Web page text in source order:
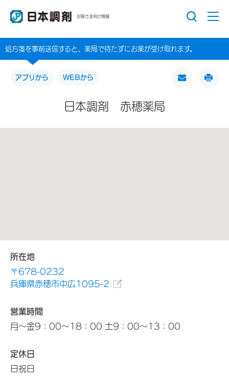
お客さま向け情報
処方箋を事前送信すると、薬局で待たずにお薬が受け取れます。
アプリから WEBから
日本調剤 赤穂薬局
所在地
〒678-0232
兵庫県赤穂市中広1095-2
営業時間
月～金9：00～18：00 土9：00～13：00
定休日
日祝日